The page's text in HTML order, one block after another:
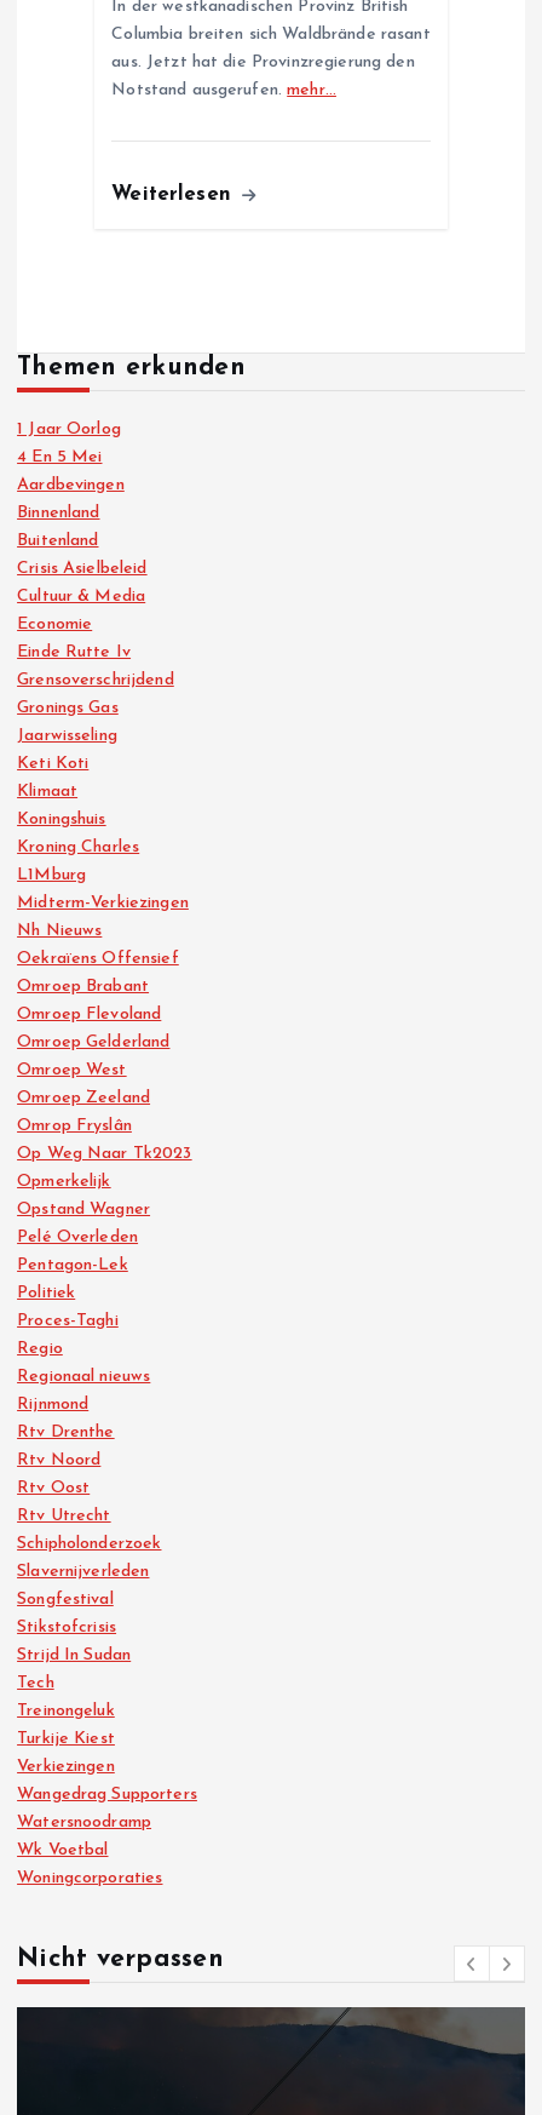
In der westkanadischen Provinz British
Columbia breiten sich Waldbrände rasant
aus. Jetzt hat die Provinzregierung den
Notstand ausgerufen.mehr…
Weiterlesen
Themen erkunden
1 Jaar Oorlog
4 En 5 Mei
Aardbevingen
Binnenland
Buitenland
Crisis Asielbeleid
Cultuur & Media
Economie
Einde Rutte Iv
Grensoverschrijdend
Gronings Gas
Jaarwisseling
Keti Koti
Klimaat
Koningshuis
Kroning Charles
L1Mburg
Midterm-Verkiezingen
Nh Nieuws
Oekraïens Offensief
Omroep Brabant
Omroep Flevoland
Omroep Gelderland
Omroep West
Omroep Zeeland
Omrop Fryslân
Op Weg Naar Tk2023
Opmerkelijk
Opstand Wagner
Pelé Overleden
Pentagon-Lek
Politiek
Proces-Taghi
Regio
Regionaal nieuws
Rijnmond
Rtv Drenthe
Rtv Noord
Rtv Oost
Rtv Utrecht
Schipholonderzoek
Slavernijverleden
Songfestival
Stikstofcrisis
Strijd In Sudan
Tech
Treinongeluk
Turkije Kiest
Verkiezingen
Wangedrag Supporters
Watersnoodramp
Wk Voetbal
Woningcorporaties
Nicht verpassen